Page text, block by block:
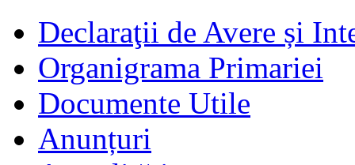
Declaraţii de Avere și
Organigrama Primariei
Documente Utile
Anunțuri